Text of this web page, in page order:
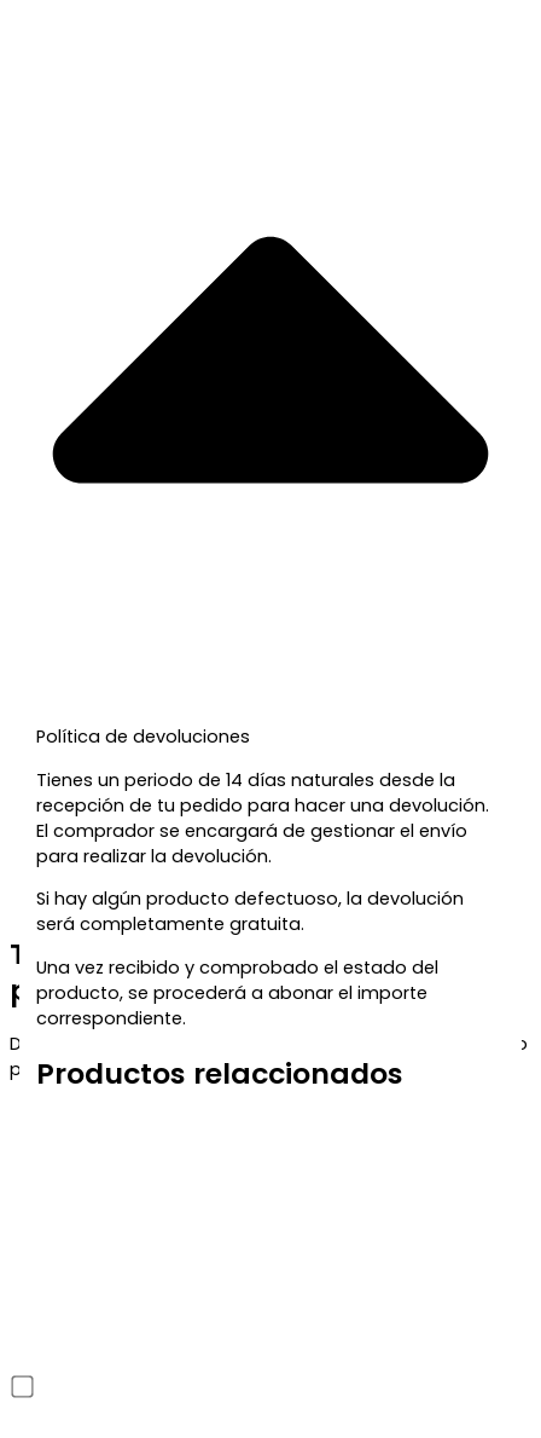
Política de devoluciones
Tienes un periodo de 14 días naturales desde la
recepción de tu pedido para hacer una devolución.
El comprador se encargará de gestionar el envío
para realizar la devolución.
Si hay algún producto defectuoso, la devolución
será completamente gratuita.
Una vez recibido y comprobado el estado del
producto, se procederá a abonar el importe
correspondiente.
Productos relaccionados
Te regalamos un 5% de descuento
para tu próxima compra
Déjanos tu correo y te enviaremos el código de descuento
para que puedas aprovecharlo en tu próximo pedido.